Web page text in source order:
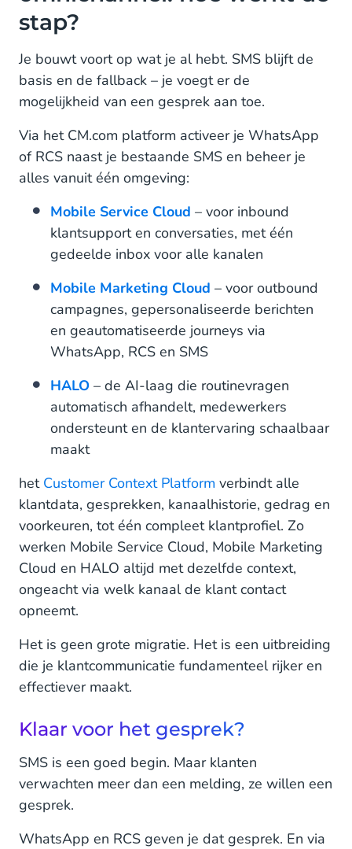
stap?
Je bouwt voort op wat je al hebt. SMS blijft de
basis en de fallback – je voegt er de
mogelijkheid van een gesprek aan toe.
Via het CM.com platform activeer je WhatsApp
of RCS naast je bestaande SMS en beheer je
alles vanuit één omgeving:
Mobile Service Cloud – voor inbound
klantsupport en conversaties, met één
gedeelde inbox voor alle kanalen
Mobile Marketing Cloud – voor outbound
campagnes, gepersonaliseerde berichten
en geautomatiseerde journeys via
WhatsApp, RCS en SMS
HALO – de AI-laag die routinevragen
automatisch afhandelt, medewerkers
ondersteunt en de klantervaring schaalbaar
maakt
het Customer Context Platform verbindt alle
klantdata, gesprekken, kanaalhistorie, gedrag en
voorkeuren, tot één compleet klantprofiel. Zo
werken Mobile Service Cloud, Mobile Marketing
Cloud en HALO altijd met dezelfde context,
ongeacht via welk kanaal de klant contact
opneemt.
Het is geen grote migratie. Het is een uitbreiding
die je klantcommunicatie fundamenteel rijker en
effectiever maakt.
Klaar voor het gesprek?
SMS is een goed begin. Maar klanten
verwachten meer dan een melding, ze willen een
gesprek.
WhatsApp en RCS geven je dat gesprek. En via